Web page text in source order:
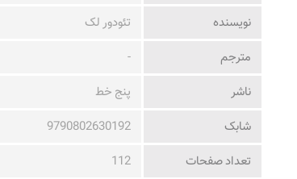
نویسنده
تئودور لک
مترجم
-
ناشر
پنج خط
شابک
9790802630192
تعداد صفحات
112